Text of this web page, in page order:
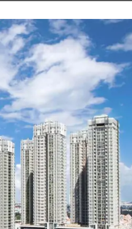
Tài chính - Ngân
hàng
Kinh tế vĩ mô
Hồ sơ doanh
nghiệp
Xu hướng thị
trường
Tiêu dùng và dư
luận
Công nghệ